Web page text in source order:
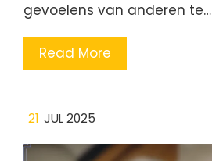
gevoelens van anderen te…
Read More
21 JUL 2025